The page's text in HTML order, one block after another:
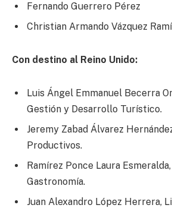
Fernando Guerrero Pérez
Christian Armando Vázquez
Con destino al Reino Unido:
Luis Ángel Emmanuel Becerra
Gestión y Desarrollo Turístico.
Jeremy Zabad Álvarez
Productivos.
Ramírez Ponce Laura
Gastronomía.
Juan Alexandro López Herrera,